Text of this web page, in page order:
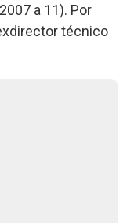
a 11). Por
técnico